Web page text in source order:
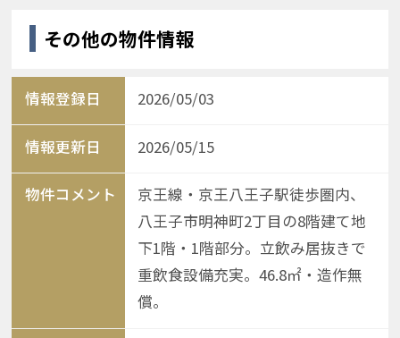
その他の物件情報
情報登録日 2026/05/03
情報更新日 2026/05/15
物件コメント
京王線・京王八王子駅徒歩圏内、
八王子市明神町2丁目の8階建て地
下1階・1階部分。立飲み居抜きで
重飲食設備充実。46.8㎡・造作無
償。